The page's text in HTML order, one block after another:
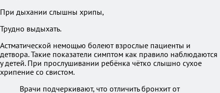
При дыхании слышны хрипы,
Трудно выдыхать.
Астматической немощью болеют взрослые пациенты и
детвора. Такие показатели симптом как правило наблюдаются
у детей. При прослушивании ребёнка чётко слышно сухое
хрипение со свистом.
Врачи подчеркивают, что отличить бронхит от